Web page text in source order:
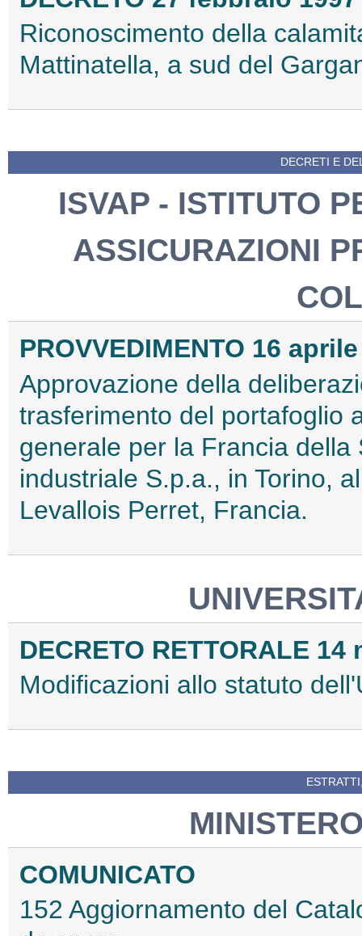
Riconoscimento della
Mattinatella, a sud del
DECRETI E
ISVAP - ISTITUTO
ASSICURAZIONI
PROVVEDIMENTO 16
Approvazione della
trasferimento del portafoglio
generale per la Francia
industriale S.p.a., in Torino,
Levallois Perret, Francia.
DECRETO RETTORALE 14
Modificazioni allo statuto
COMUNICATO
152 Aggiornamento del